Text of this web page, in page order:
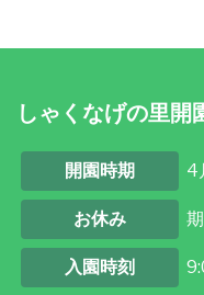
しゃくなげの里開
開園時期 4
お休み
入園時刻